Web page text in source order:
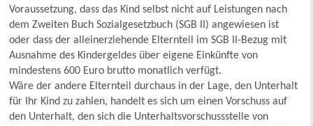
Voraussetzung, dass das Kind selbst nicht auf Leistungen nach
dem Zweiten Buch Sozialgesetzbuch (SGB II) angewiesen ist
oder dass der alleinerziehende Elternteil im SGB II-Bezug mit
Ausnahme des Kindergeldes über eigene Einkünfte von
mindestens 600 Euro brutto monatlich verfügt.
Wäre der andere Elternteil durchaus in der Lage, den Unterhalt
für Ihr Kind zu zahlen, handelt es sich um einen Vorschuss auf
den Unterhalt, den sich die Unterhaltsvorschussstelle von